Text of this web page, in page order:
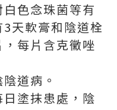
白色念珠菌等有
天軟膏和陰道栓
每片含克黴唑
道病。
日塗抹患處，陰